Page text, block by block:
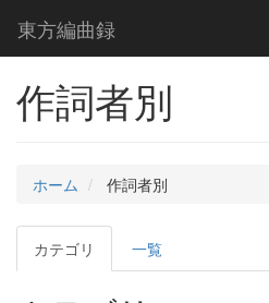
東方編曲録
作詞者別
ホーム 作詞者別
カテゴリ 一覧